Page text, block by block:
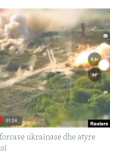
ukrainase dhe atyre